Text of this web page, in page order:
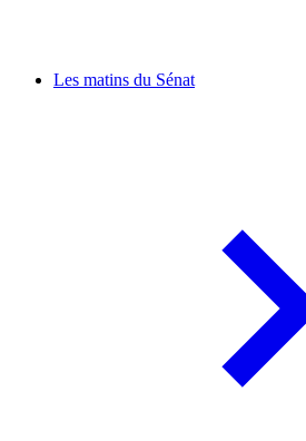
Les matins du Sénat